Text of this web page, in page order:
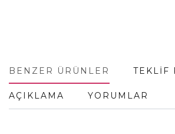
BENZER ÜRÜNLER TEKLİF
AÇIKLAMA YORUMLAR